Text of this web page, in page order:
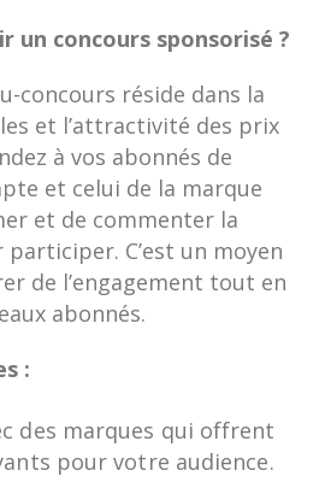
un concours sponsorisé ?
concours réside dans la
et l’attractivité des prix
à vos abonnés de
et celui de la marque
et de commenter la
C’est un moyen
de l’engagement tout en
abonnés.
:
des marques qui offrent
pour votre audience.